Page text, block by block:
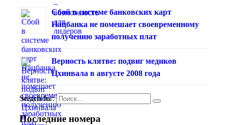
Сбой в системе банковских карт
Нацбанка не помешает своевременному
получению заработных плат
Верность клятве: подвиг медиков
Цхинвала в августе 2008 года
Search for:
Последние номера